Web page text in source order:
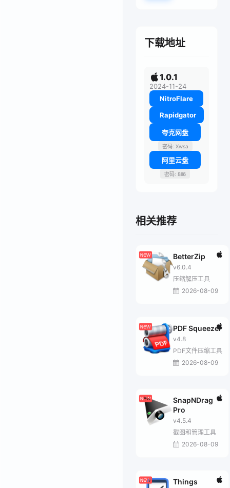
下载地址
1.0.1
2024-11-24
NitroFlare
Rapidgator
夸克网盘
密码: Xwsa
阿里云盘
密码: 8ll6
相关推荐
BetterZip
v6.0.4
压缩解压工具
2026-08-09
PDF Squeezer
v4.8
PDF文件压缩工具
2026-08-09
SnapNDrag
Pro
v4.5.4
截图和管理工具
2026-08-09
Things